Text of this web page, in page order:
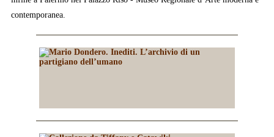
contemporanea.